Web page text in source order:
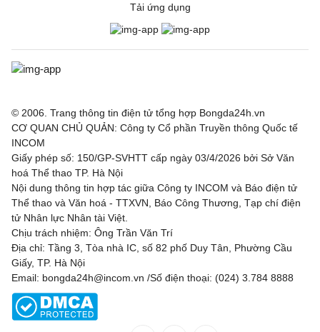
Tải ứng dụng
© 2006. Trang thông tin điện tử tổng hợp Bongda24h.vn
CƠ QUAN CHỦ QUẢN: Công ty Cổ phần Truyền thông Quốc tế
INCOM
Giấy phép số: 150/GP-SVHTT cấp ngày 03/4/2026 bởi Sở Văn
hoá Thể thao TP. Hà Nội
Nội dung thông tin hợp tác giữa Công ty INCOM và Báo điện tử
Thể thao và Văn hoá - TTXVN, Báo Công Thương, Tạp chí điện
tử Nhân lực Nhân tài Việt.
Chịu trách nhiệm: Ông Trần Văn Trí
Địa chỉ: Tầng 3, Tòa nhà IC, số 82 phố Duy Tân, Phường Cầu
Giấy, TP. Hà Nội
Email: bongda24h@incom.vn /Số điện thoại: (024) 3.784 8888